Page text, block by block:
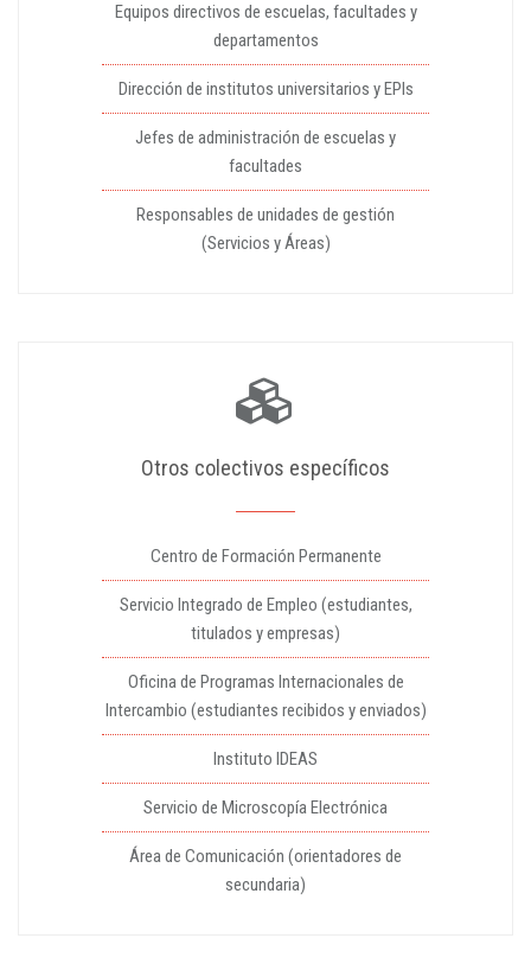
Equipos directivos de escuelas, facultades y
departamentos
Dirección de institutos universitarios y EPIs
Jefes de administración de escuelas y
facultades
Responsables de unidades de gestión
(Servicios y Áreas)
Otros colectivos específicos
Centro de Formación Permanente
Servicio Integrado de Empleo (estudiantes,
titulados y empresas)
Oficina de Programas Internacionales de
Intercambio (estudiantes recibidos y enviados)
Instituto IDEAS
Servicio de Microscopía Electrónica
Área de Comunicación (orientadores de
secundaria)